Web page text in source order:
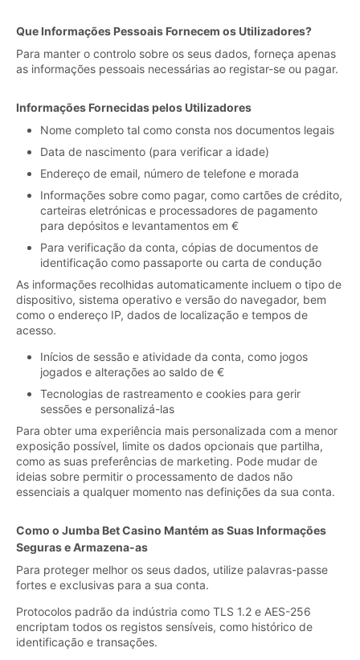
Que Informações Pessoais Fornecem os Utilizadores?
Para manter o controlo sobre os seus dados, forneça apenas
as informações pessoais necessárias ao registar-se ou pagar.
Informações Fornecidas pelos Utilizadores
Nome completo tal como consta nos documentos legais
Data de nascimento (para verificar a idade)
Endereço de email, número de telefone e morada
Informações sobre como pagar, como cartões de crédito,
carteiras eletrónicas e processadores de pagamento
para depósitos e levantamentos em €
Para verificação da conta, cópias de documentos de
identificação como passaporte ou carta de condução
As informações recolhidas automaticamente incluem o tipo de
dispositivo, sistema operativo e versão do navegador, bem
como o endereço IP, dados de localização e tempos de
acesso.
Inícios de sessão e atividade da conta, como jogos
jogados e alterações ao saldo de €
Tecnologias de rastreamento e cookies para gerir
sessões e personalizá-las
Para obter uma experiência mais personalizada com a menor
exposição possível, limite os dados opcionais que partilha,
como as suas preferências de marketing. Pode mudar de
ideias sobre permitir o processamento de dados não
essenciais a qualquer momento nas definições da sua conta.
Como o Jumba Bet Casino Mantém as Suas Informações
Seguras e Armazena-as
Para proteger melhor os seus dados, utilize palavras-passe
fortes e exclusivas para a sua conta.
Protocolos padrão da indústria como TLS 1.2 e AES-256
encriptam todos os registos sensíveis, como histórico de
identificação e transações.